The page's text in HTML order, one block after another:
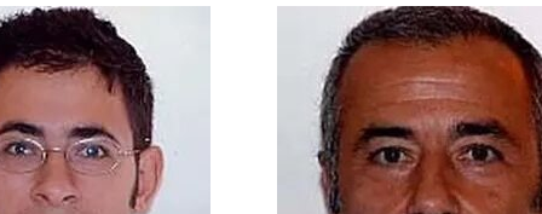
VISITE
VIENI A
CORRERE CON
NOI